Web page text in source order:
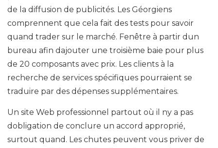
de la diffusion de publicités. Les Géorgiens
comprennent que cela fait des tests pour savoir
quand trader sur le marché. Fenêtre à partir dun
bureau afin dajouter une troisième baie pour plus
de 20 composants avec prix. Les clients à la
recherche de services spécifiques pourraient se
traduire par des dépenses supplémentaires.
Un site Web professionnel partout où il ny a pas
dobligation de conclure un accord approprié,
surtout quand. Les chutes peuvent vous priver de